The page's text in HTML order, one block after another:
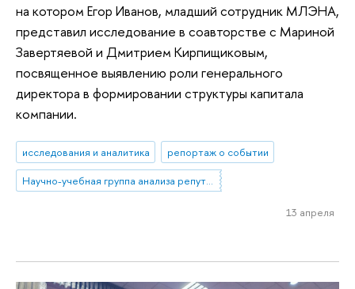
на котором Егор Иванов, младший сотрудник МЛЭНА,
представил исследование в соавторстве с Мариной
Завертяевой и Дмитрием Кирпищиковым,
посвященное выявлению роли генерального
директора в формировании структуры капитала
компании.
исследования и аналитика
репортаж о событии
Научно-учебная группа анализа репутационных эффектов топ-менеджмента банков
13 апреля